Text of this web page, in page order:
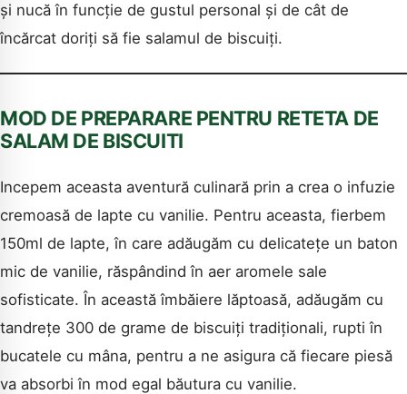
și nucă în funcție de gustul personal și de cât de
încărcat doriți să fie salamul de biscuiți.
MOD DE PREPARARE PENTRU RETETA DE
SALAM DE BISCUITI
Incepem aceasta aventură culinară prin a crea o infuzie
cremoasă de lapte cu vanilie. Pentru aceasta, fierbem
150ml de lapte, în care adăugăm cu delicatețe un baton
mic de vanilie, răspândind în aer aromele sale
sofisticate. În această îmbăiere lăptoasă, adăugăm cu
tandrețe 300 de grame de biscuiți tradiționali, rupti în
bucatele cu mâna, pentru a ne asigura că fiecare piesă
va absorbi în mod egal băutura cu vanilie.